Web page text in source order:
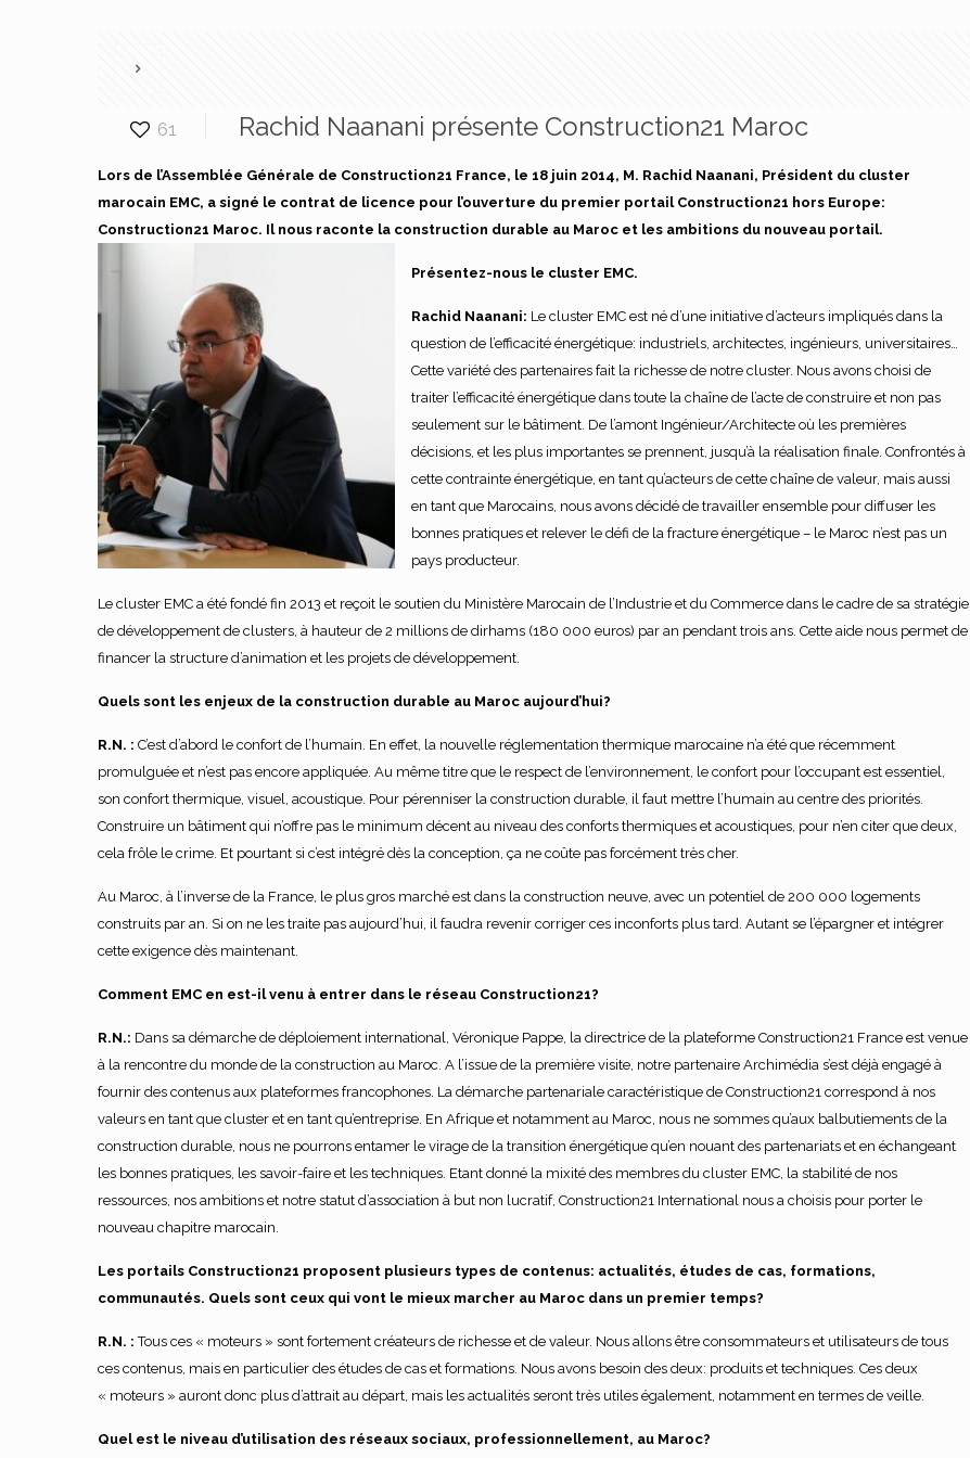
61 Rachid Naanani présente Construction21 Maroc
Lors de l’Assemblée Générale de Construction21 France, le 18 juin 2014, M. Rachid Naanani, Président du cluster
marocain EMC, a signé le contrat de licence pour l’ouverture du premier portail Construction21 hors Europe:
Construction21 Maroc. Il nous raconte la construction durable au Maroc et les ambitions du nouveau portail.
Présentez-nous le cluster EMC.
Rachid Naanani: Le cluster EMC est né d’une initiative d’acteurs impliqués dans la
question de l’efficacité énergétique: industriels, architectes, ingénieurs, universitaires…
Cette variété des partenaires fait la richesse de notre cluster. Nous avons choisi de
traiter l’efficacité énergétique dans toute la chaîne de l’acte de construire et non pas
seulement sur le bâtiment. De l’amont Ingénieur/Architecte où les premières
décisions, et les plus importantes se prennent, jusqu’à la réalisation finale. Confrontés à
cette contrainte énergétique, en tant qu’acteurs de cette chaîne de valeur, mais aussi
en tant que Marocains, nous avons décidé de travailler ensemble pour diffuser les
bonnes pratiques et relever le défi de la fracture énergétique – le Maroc n’est pas un
pays producteur.
Le cluster EMC a été fondé fin 2013 et reçoit le soutien du Ministère Marocain de l’Industrie et du Commerce dans le cadre de sa stratégie
de développement de clusters, à hauteur de 2 millions de dirhams (180 000 euros) par an pendant trois ans. Cette aide nous permet de
financer la structure d’animation et les projets de développement.
Quels sont les enjeux de la construction durable au Maroc aujourd’hui?
R.N. : C’est d’abord le confort de l’humain. En effet, la nouvelle réglementation thermique marocaine n’a été que récemment
promulguée et n’est pas encore appliquée. Au même titre que le respect de l’environnement, le confort pour l’occupant est essentiel,
son confort thermique, visuel, acoustique. Pour pérenniser la construction durable, il faut mettre l’humain au centre des priorités.
Construire un bâtiment qui n’offre pas le minimum décent au niveau des conforts thermiques et acoustiques, pour n’en citer que deux,
cela frôle le crime. Et pourtant si c’est intégré dès la conception, ça ne coûte pas forcément très cher.
Au Maroc, à l’inverse de la France, le plus gros marché est dans la construction neuve, avec un potentiel de 200 000 logements
construits par an. Si on ne les traite pas aujourd’hui, il faudra revenir corriger ces inconforts plus tard. Autant se l’épargner et intégrer
cette exigence dès maintenant.
Comment EMC en est-il venu à entrer dans le réseau Construction21?
R.N.: Dans sa démarche de déploiement international, Véronique Pappe, la directrice de la plateforme Construction21 France est venue
à la rencontre du monde de la construction au Maroc. A l’issue de la première visite, notre partenaire Archimédia s’est déjà engagé à
fournir des contenus aux plateformes francophones. La démarche partenariale caractéristique de Construction21 correspond à nos
valeurs en tant que cluster et en tant qu’entreprise. En Afrique et notamment au Maroc, nous ne sommes qu’aux balbutiements de la
construction durable, nous ne pourrons entamer le virage de la transition énergétique qu’en nouant des partenariats et en échangeant
les bonnes pratiques, les savoir-faire et les techniques. Etant donné la mixité des membres du cluster EMC, la stabilité de nos
ressources, nos ambitions et notre statut d’association à but non lucratif, Construction21 International nous a choisis pour porter le
nouveau chapitre marocain.
Les portails Construction21 proposent plusieurs types de contenus: actualités, études de cas, formations,
communautés. Quels sont ceux qui vont le mieux marcher au Maroc dans un premier temps?
R.N. : Tous ces « moteurs » sont fortement créateurs de richesse et de valeur. Nous allons être consommateurs et utilisateurs de tous
ces contenus, mais en particulier des études de cas et formations. Nous avons besoin des deux: produits et techniques. Ces deux
« moteurs » auront donc plus d’attrait au départ, mais les actualités seront très utiles également, notamment en termes de veille.
Quel est le niveau d’utilisation des réseaux sociaux, professionnellement, au Maroc?